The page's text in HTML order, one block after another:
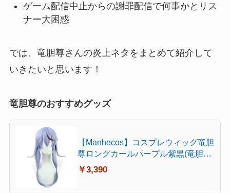
ゲーム配信中止からの謝罪配信で何事かとリス
ナー大困惑
では、竜胆尊さんの炎上ネタをまとめて紹介して
いきたいと思います！
竜胆尊のおすすめグッズ
【Manhecos】コスプレウィッグ竜胆
尊ロングカールパープル紫黒(竜胆尊)
耐热、漫遊展、文化祭、撮影用、ハ
ロウィンイベント、クリスマス、テ
￥3,390